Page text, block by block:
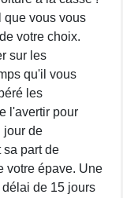
que vous vous
de votre choix.
sur les
qu'il vous
les
l'avertir pour
jour de
sa part de
votre épave. Une
de 15 jours